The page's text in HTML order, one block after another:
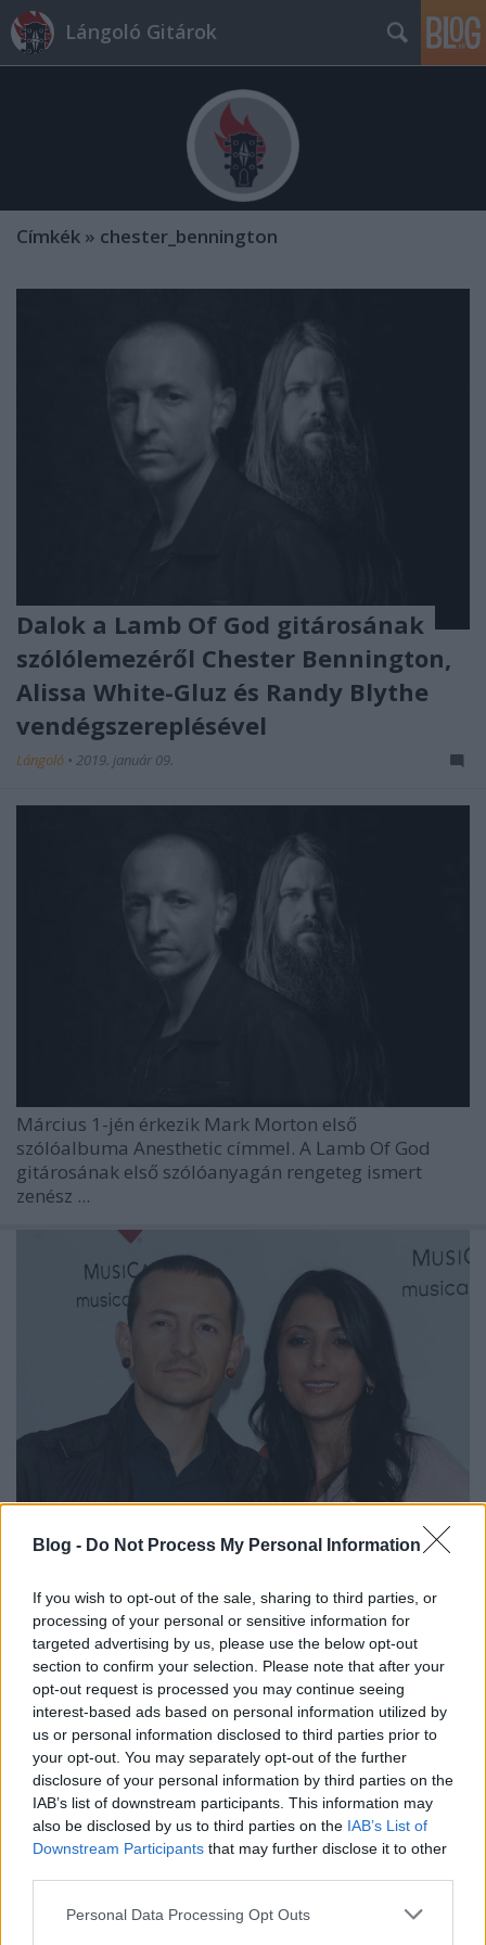
Blog - Do Not Process My Personal Information
If you wish to opt-out of the sale, sharing to third parties, or
processing of your personal or sensitive information for
targeted advertising by us, please use the below opt-out
section to confirm your selection. Please note that after your
opt-out request is processed you may continue seeing
interest-based ads based on personal information utilized by
us or personal information disclosed to third parties prior to
your opt-out. You may separately opt-out of the further
disclosure of your personal information by third parties on the
IAB’s list of downstream participants. This information may
also be disclosed by us to third parties on the IAB’s List of
Downstream Participants that may further disclose it to other
Please note that this website/app uses one or more Google
Personal Data Processing Opt Outs
Lángoló Gitárok
Címkék » chester_bennington
Dalok a Lamb Of God gitárosának
szólólemezéről Chester Bennington,
Alissa White-Gluz és Randy Blythe
vendégszereplésével
Lángoló • 2019. január 09.
Március 1-jén érkezik Mark Morton első
szólóalbuma Anesthetic címmel. A Lamb Of God
gitárosának első szólóanyagán rengeteg ismert
zenész ...
Felesége szerint kezeletlen mentális
problémái okozták Chester
Bennington halálát
Nihil_AK•2018. február 03.